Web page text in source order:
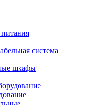
питания
система
шкафы